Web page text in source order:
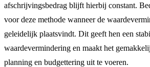
afschrijvingsbedrag blijft hierbij constant.
voor deze methode wanneer de
geleidelijk plaatsvindt. Dit geeft hen een
waardevermindering en maakt het
planning en budgettering uit te voeren.